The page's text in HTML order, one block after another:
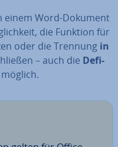
einem Word-Dokument
die Funktion für
oder die Trennung in
– auch die De­fi­